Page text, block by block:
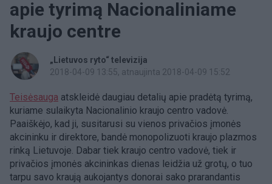
apie tyrimą Nacionaliniame
kraujo centre
„Lietuvos ryto“ televizija
2018-04-09 13:55, atnaujinta 2018-04-09 15:52
Teisėsauga atskleidė daugiau detalių apie pradėtą tyrimą,
kuriame sulaikyta Nacionalinio kraujo centro vadovė.
Paaiškėjo, kad ji, susitarusi su vienos privačios įmonės
akcininku ir direktore, bandė monopolizuoti kraujo plazmos
rinką Lietuvoje. Dabar tiek kraujo centro vadovė, tiek ir
privačios įmonės akcininkas dienas leidžia už grotų, o tuo
tarpu savo kraują aukojantys donorai sako prarandantis